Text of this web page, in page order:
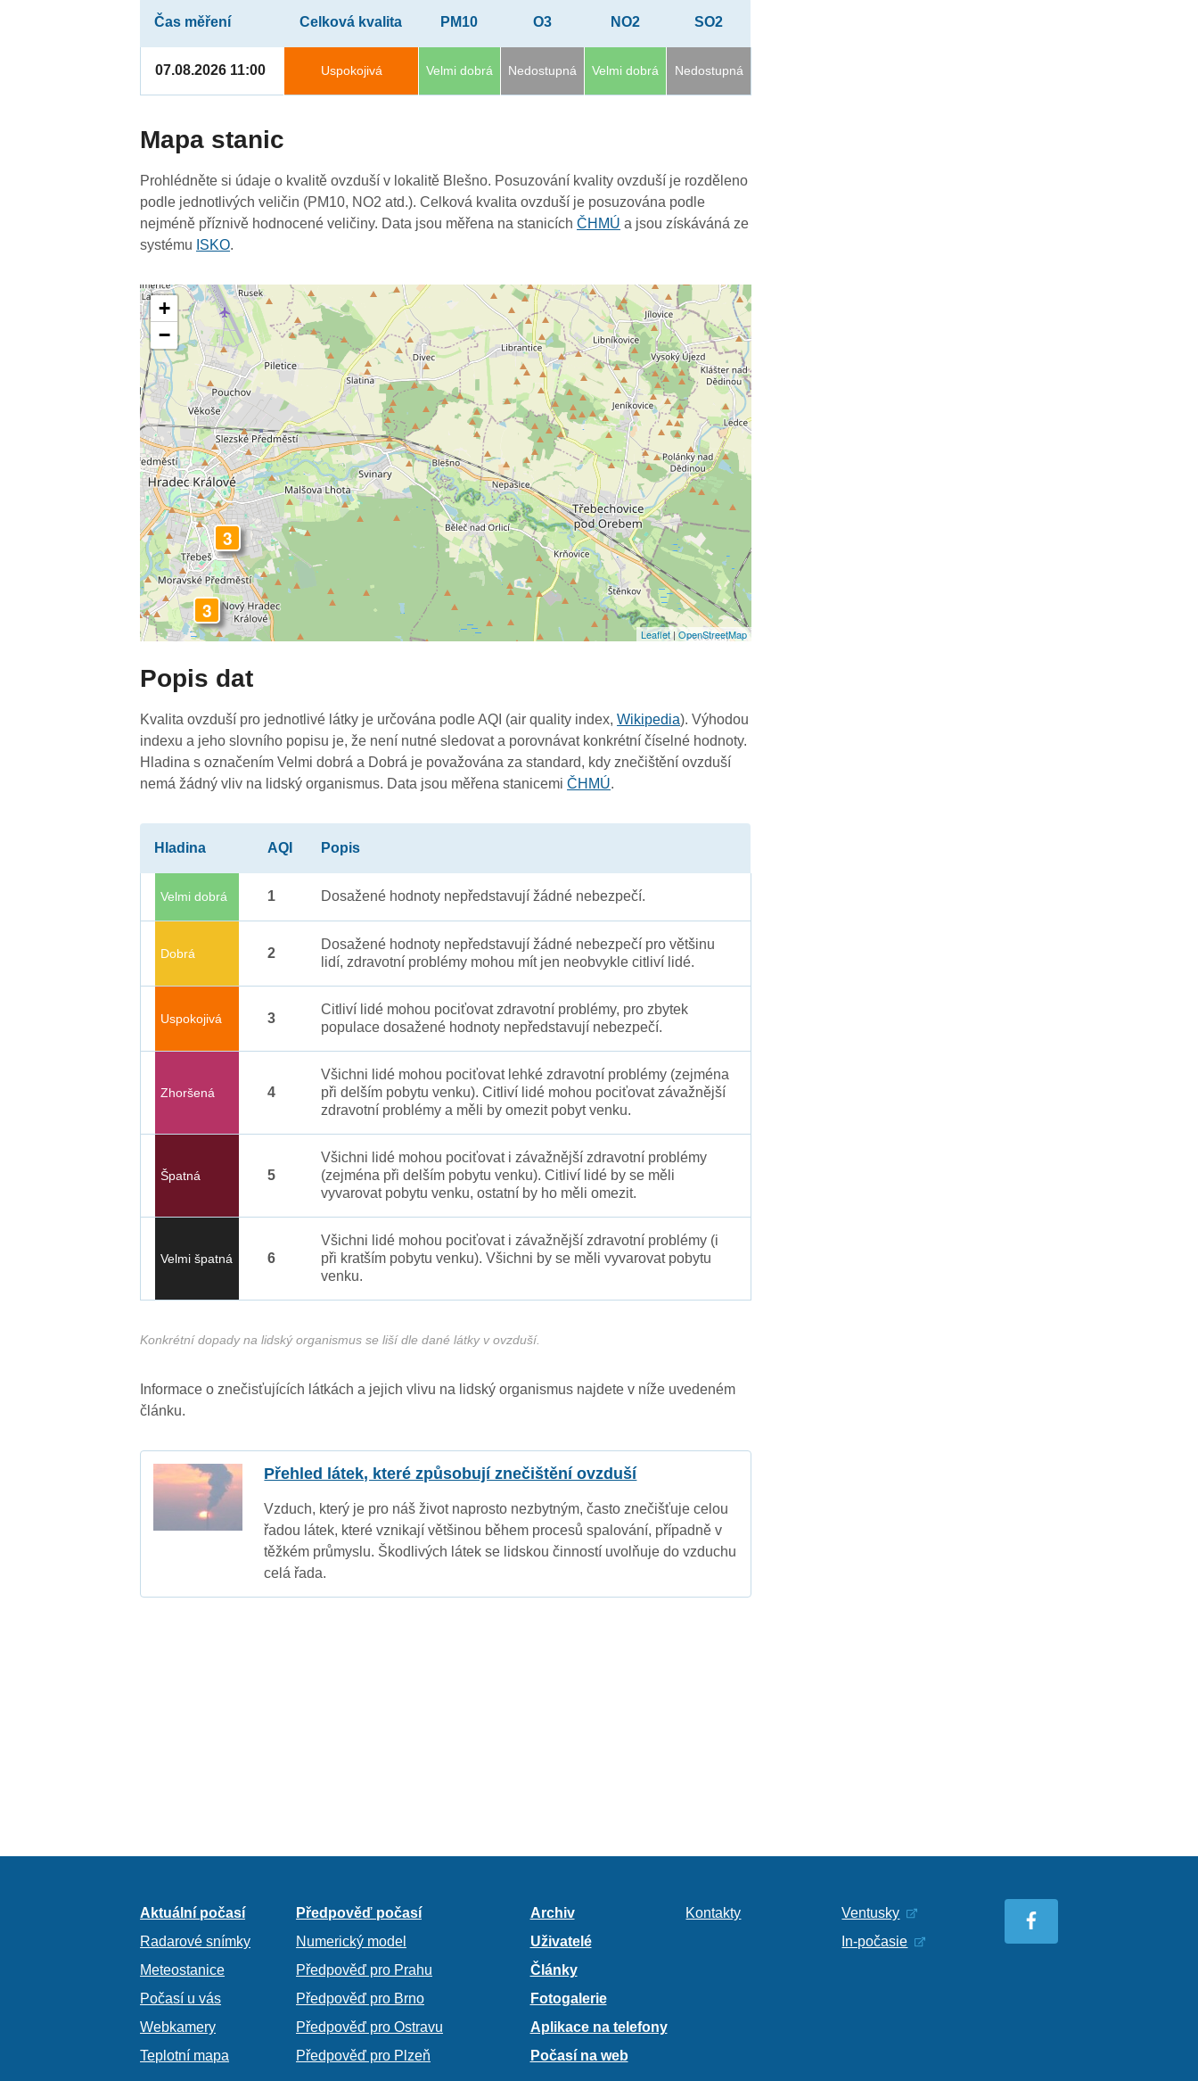
Čas měření Celková kvalita PM10 O3 NO2 SO2
07.08.2026 11:00 Uspokojivá Velmi dobrá Nedostupná Velmi dobrá Nedostupná
Mapa stanic
Prohlédněte si údaje o kvalitě ovzduší v lokalitě Blešno. Posuzování kvality ovzduší je rozděleno
podle jednotlivých veličin (PM10, NO2 atd.). Celková kvalita ovzduší je posuzována podle
nejméně příznivě hodnocené veličiny. Data jsou měřena na stanicíchČHMÚ a jsou získáváná ze
systému ISKO.
3
3
+
−
Leaflet|OpenStreetMap
Popis dat
Kvalita ovzduší pro jednotlivé látky je určována podle AQI (air quality index,Wikipedia). Výhodou
indexu a jeho slovního popisu je, že není nutné sledovat a porovnávat konkrétní číselné hodnoty.
Hladina s označením Velmi dobrá a Dobrá je považována za standard, kdy znečištění ovzduší
nemá žádný vliv na lidský organismus. Data jsou měřena stanicemiČHMÚ.
Hladina AQI Popis
Velmi dobrá 1 Dosažené hodnoty nepředstavují žádné nebezpečí.
Dobrá 2
Dosažené hodnoty nepředstavují žádné nebezpečí pro většinu
lidí, zdravotní problémy mohou mít jen neobvykle citliví lidé.
Uspokojivá 3
Citliví lidé mohou pociťovat zdravotní problémy, pro zbytek
populace dosažené hodnoty nepředstavují nebezpečí.
Zhoršená 4
Všichni lidé mohou pociťovat lehké zdravotní problémy (zejména
při delším pobytu venku). Citliví lidé mohou pociťovat závažnější
zdravotní problémy a měli by omezit pobyt venku.
Špatná 5
Všichni lidé mohou pociťovat i závažnější zdravotní problémy
(zejména při delším pobytu venku). Citliví lidé by se měli
vyvarovat pobytu venku, ostatní by ho měli omezit.
Velmi špatná 6
Všichni lidé mohou pociťovat i závažnější zdravotní problémy (i
při kratším pobytu venku). Všichni by se měli vyvarovat pobytu
venku.
Konkrétní dopady na lidský organismus se liší dle dané látky v ovzduší.
Informace o znečisťujících látkách a jejich vlivu na lidský organismus najdete v níže uvedeném
článku.
Přehled látek, které způsobují znečištění ovzduší
Vzduch, který je pro náš život naprosto nezbytným, často znečišťuje celou
řadou látek, které vznikají většinou během procesů spalování, případně v
těžkém průmyslu. Škodlivých látek se lidskou činností uvolňuje do vzduchu
celá řada.
Aktuální počasí
Radarové snímky
Meteostanice
Počasí u vás
Webkamery
Teplotní mapa
Předpověď počasí
Numerický model
Předpověď pro Prahu
Předpověď pro Brno
Předpověď pro Ostravu
Předpověď pro Plzeň
Archiv
Uživatelé
Články
Fotogalerie
Aplikace na telefony
Počasí na web
Kontakty
Ventusky
In-počasie